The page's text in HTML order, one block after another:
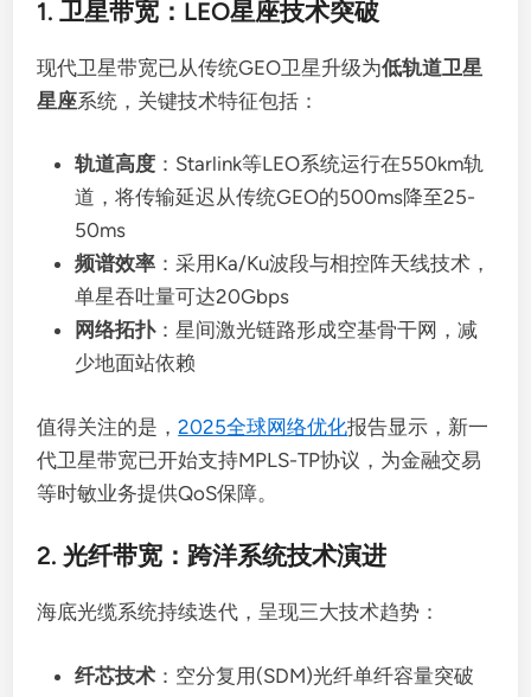
1. 卫星带宽：LEO星座技术突破
现代卫星带宽已从传统GEO卫星升级为低轨道卫星
星座系统，关键技术特征包括：
轨道高度 ：Starlink等LEO系统运行在550km轨
道，将传输延迟从传统GEO的500ms降至25-
50ms
频谱效率 ：采用Ka/Ku波段与相控阵天线技术，
单星吞吐量可达20Gbps
网络拓扑：星间激光链路形成空基骨干网，减
少地面站依赖
值得关注的是，2025全球网络优化报告显示，新一
代卫星带宽已开始支持MPLS-TP协议，为金融交易
等时敏业务提供QoS保障。
2. 光纤带宽：跨洋系统技术演进
海底光缆系统持续迭代，呈现三大技术趋势：
纤芯技术 ：空分复用(SDM)光纤单纤容量突破